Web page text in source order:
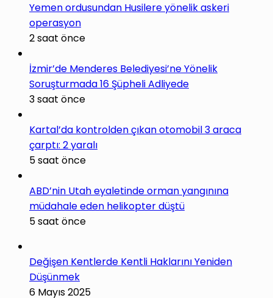
Yemen ordusundan Husilere yönelik askeri
operasyon
2 saat önce
İzmir’de Menderes Belediyesi’ne Yönelik
Soruşturmada 16 Şüpheli Adliyede
3 saat önce
Kartal’da kontrolden çıkan otomobil 3 araca
çarptı: 2 yaralı
5 saat önce
ABD’nin Utah eyaletinde orman yangınına
müdahale eden helikopter düştü
5 saat önce
Değişen Kentlerde Kentli Haklarını Yeniden
Düşünmek
6 Mayıs 2025